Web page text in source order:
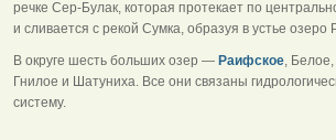
речке Сер-Булак, которая протекает по
и сливается с рекой Сумка, образуя в устье озеро
В округе шесть больших озер — Раифское,
Гнилое и Шатуниха. Все они связаны
систему.